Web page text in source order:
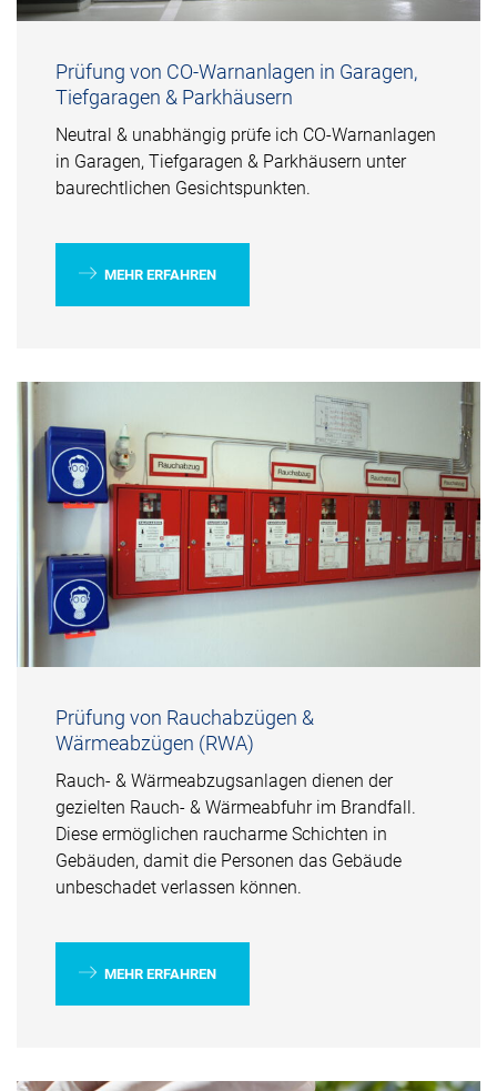
Prüfung von CO-Warnanlagen in Garagen,
Tiefgaragen & Parkhäusern
Neutral & unabhängig prüfe ich CO-Warnanlagen
in Garagen, Tiefgaragen & Parkhäusern unter
baurechtlichen Gesichtspunkten.
MEHR ERFAHREN
Prüfung von Rauchabzügen &
Wärmeabzügen (RWA)
Rauch- & Wärmeabzugsanlagen dienen der
gezielten Rauch- & Wärmeabfuhr im Brandfall.
Diese ermöglichen raucharme Schichten in
Gebäuden, damit die Personen das Gebäude
unbeschadet verlassen können.
MEHR ERFAHREN